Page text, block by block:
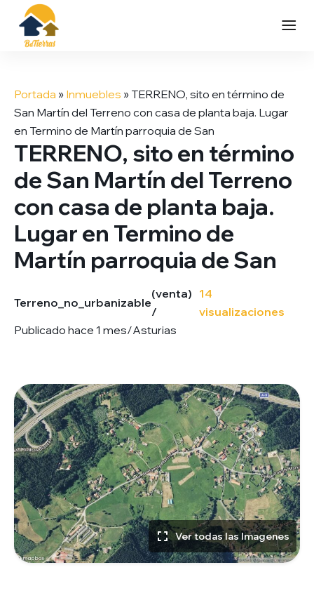
contenido
Portada » Inmuebles » TERRENO, sito en término de
San Martín del Terreno con casa de planta baja. Lugar
en Termino de Martín parroquia de San
TERRENO, sito en término
de San Martín del Terreno
con casa de planta baja.
Lugar en Termino de
Martín parroquia de San
Terreno_no_urbanizable
(venta)
/
14
visualizaciones
Publicado hace 1 mes/Asturias
Ver todas las Imagenes